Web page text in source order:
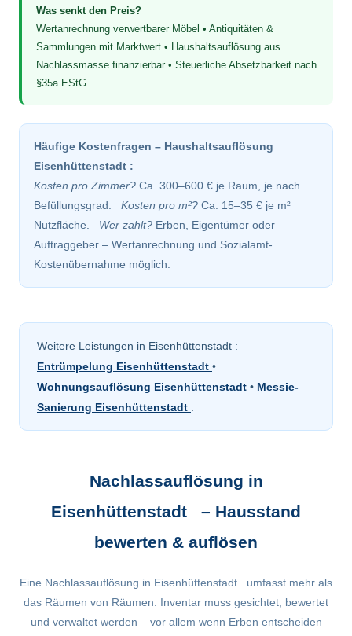
Was senkt den Preis?
Wertanrechnung verwertbarer Möbel • Antiquitäten &
Sammlungen mit Marktwert • Haushaltsauflösung aus
Nachlassmasse finanzierbar • Steuerliche Absetzbarkeit nach
§35a EStG
Häufige Kostenfragen – Haushaltsauflösung
Eisenhüttenstadt :
Kosten pro Zimmer? Ca. 300–600 € je Raum, je nach
Befüllungsgrad. Kosten pro m²? Ca. 15–35 € je m²
Nutzfläche. Wer zahlt? Erben, Eigentümer oder
Auftraggeber – Wertanrechnung und Sozialamt-
Kostenübernahme möglich.
Weitere Leistungen in Eisenhüttenstadt :
Entrümpelung Eisenhüttenstadt •
Wohnungsauflösung Eisenhüttenstadt • Messie-
Sanierung Eisenhüttenstadt
Nachlassauflösung in
Eisenhüttenstadt – Hausstand
bewerten & auflösen
Eine Nachlassauflösung in Eisenhüttenstadt umfasst mehr als
das Räumen von Räumen: Inventar muss gesichtet, bewertet
und verwaltet werden – vor allem wenn Erben entscheiden